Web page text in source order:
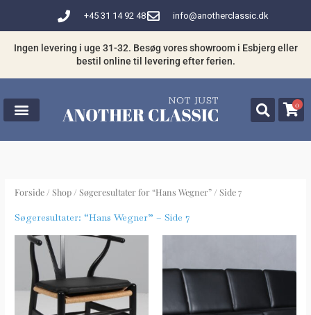
indholdet
+45 31 14 92 48 info@anotherclassic.dk
Ingen levering i uge 31-32. Besøg vores showroom i Esbjerg eller
bestil online til levering efter ferien.
0
Forside /Shop /Søgeresultater for “Hans Wegner” / Side 7
Søgeresultater: “Hans Wegner” – Side 7